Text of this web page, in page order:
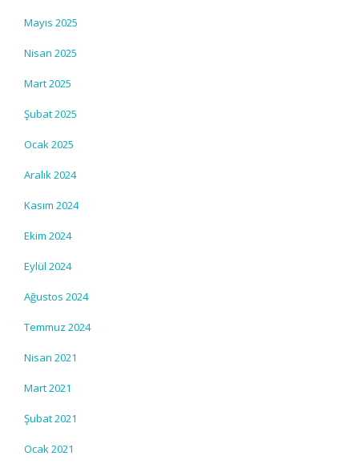
Mayıs 2025
Nisan 2025
Mart 2025
Şubat 2025
Ocak 2025
Aralık 2024
Kasım 2024
Ekim 2024
Eylül 2024
Ağustos 2024
Temmuz 2024
Nisan 2021
Mart 2021
Şubat 2021
Ocak 2021